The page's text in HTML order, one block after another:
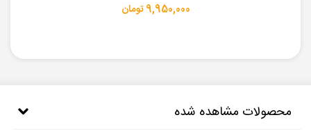
9,950,000 تومان
محصولات مشاهده شده